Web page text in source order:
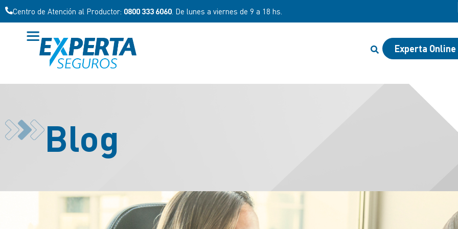
Centro de Atención al Productor: 0800 333 6060 . De lunes a viernes de 9 a 18 hs.
Experta Online
Blog